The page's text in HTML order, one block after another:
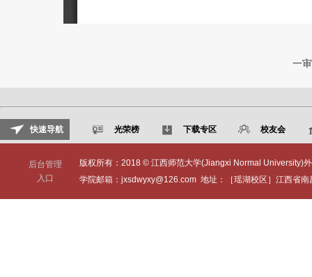
一
快速导航 光荣榜 下载专区 校友会
后台管理
入口
版权所有：2018 © 江西师范大学(Jiangxi Normal University)
学院邮箱：jxsdwyxy@126.com 地址：［瑶湖校区］江西省